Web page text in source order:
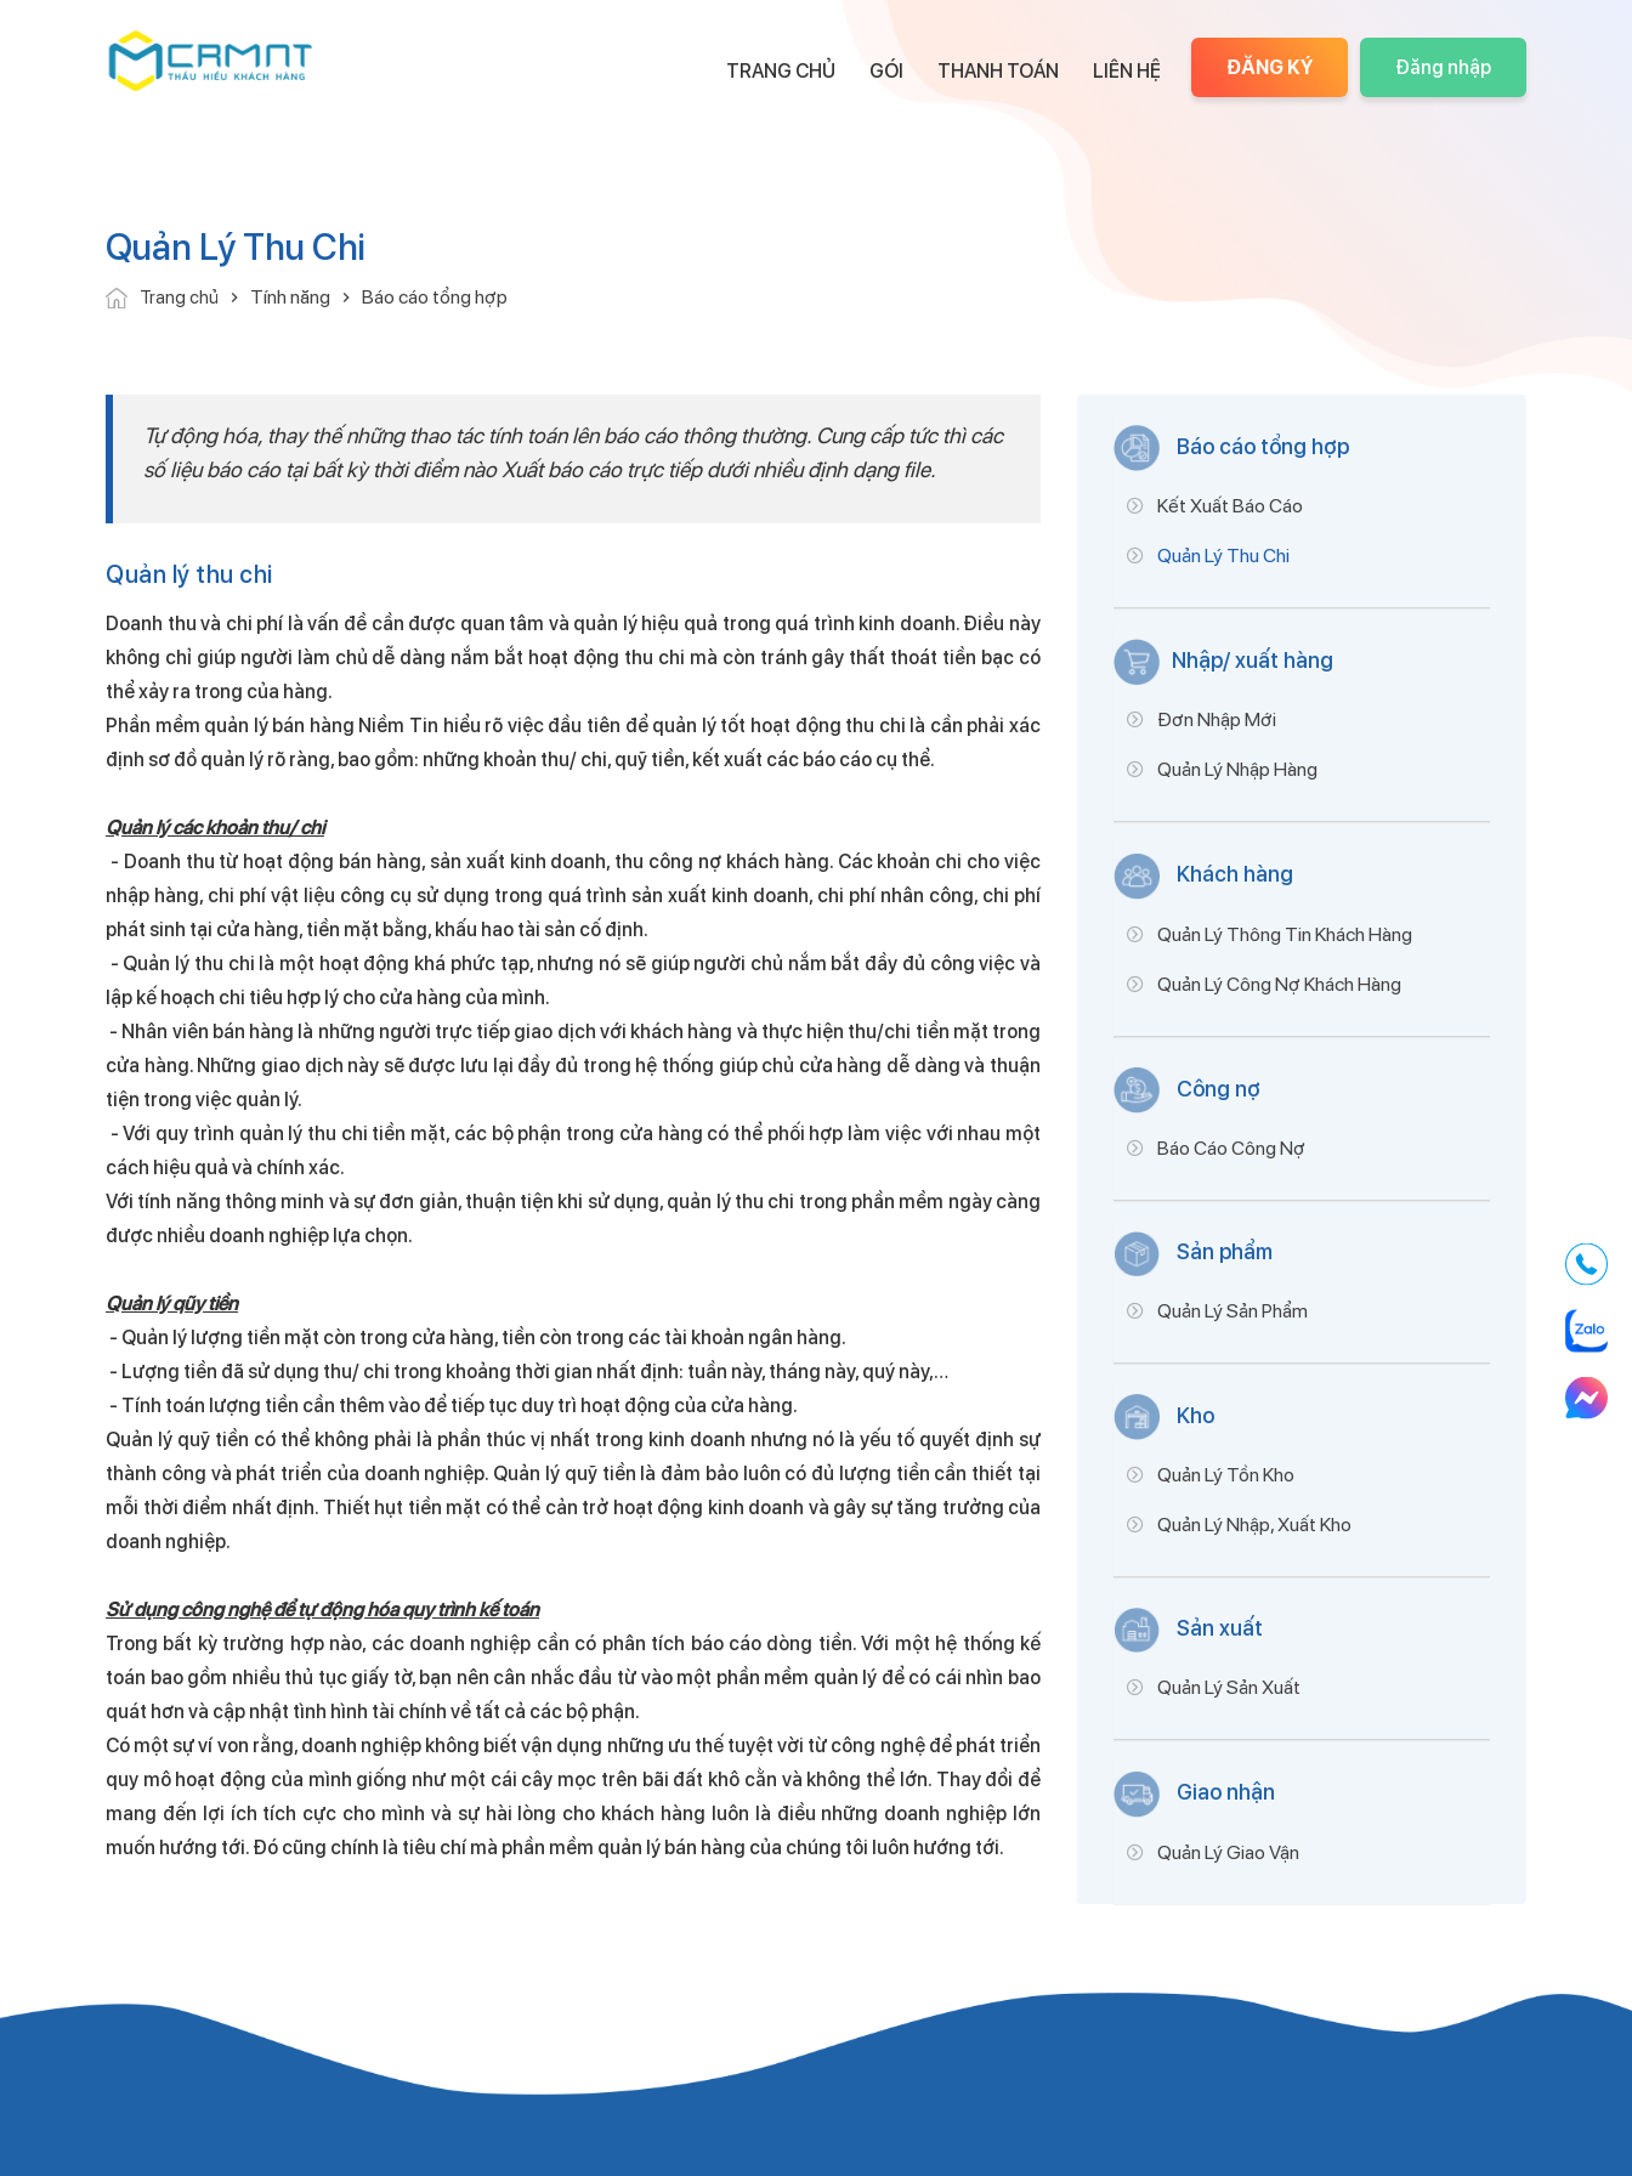
TRANG CHỦ GÓI THANH TOÁN LIÊN HỆ ĐĂNG KÝ Đăng nhập
Quản Lý Thu Chi
Trang chủ Tính năng Báo cáo tổng hợp
Tự động hóa, thay thế những thao tác tính toán lên báo cáo thông thường. Cung cấp tức thì các
số liệu báo cáo tại bất kỳ thời điểm nào Xuất báo cáo trực tiếp dưới nhiều định dạng file.
Quản lý thu chi
Doanh thu và chi phí là vấn đề cần được quan tâm và quản lý hiệu quả trong quá trình kinh doanh. Điều này
không chỉ giúp người làm chủ dễ dàng nắm bắt hoạt động thu chi mà còn tránh gây thất thoát tiền bạc có
thể xảy ra trong của hàng.
Phần mềm quản lý bán hàng Niềm Tin hiểu rõ việc đầu tiên để quản lý tốt hoạt động thu chi là cần phải xác
định sơ đồ quản lý rõ ràng, bao gồm: những khoản thu/ chi, quỹ tiền, kết xuất các báo cáo cụ thể.
Quản lý các khoản thu/ chi
- Doanh thu từ hoạt động bán hàng, sản xuất kinh doanh, thu công nợ khách hàng. Các khoản chi cho việc
nhập hàng, chi phí vật liệu công cụ sử dụng trong quá trình sản xuất kinh doanh, chi phí nhân công, chi phí
phát sinh tại cửa hàng, tiền mặt bằng, khấu hao tài sản cố định.
- Quản lý thu chi là một hoạt động khá phức tạp, nhưng nó sẽ giúp người chủ nắm bắt đầy đủ công việc và
lập kế hoạch chi tiêu hợp lý cho cửa hàng của mình.
- Nhân viên bán hàng là những người trực tiếp giao dịch với khách hàng và thực hiện thu/chi tiền mặt trong
cửa hàng. Những giao dịch này sẽ được lưu lại đầy đủ trong hệ thống giúp chủ cửa hàng dễ dàng và thuận
tiện trong việc quản lý.
- Với quy trình quản lý thu chi tiền mặt, các bộ phận trong cửa hàng có thể phối hợp làm việc với nhau một
cách hiệu quả và chính xác.
Với tính năng thông minh và sự đơn giản, thuận tiện khi sử dụng, quản lý thu chi trong phần mềm ngày càng
được nhiều doanh nghiệp lựa chọn.
Quản lý qũy tiền
- Quản lý lượng tiền mặt còn trong cửa hàng, tiền còn trong các tài khoản ngân hàng.
- Lượng tiền đã sử dụng thu/ chi trong khoảng thời gian nhất định: tuần này, tháng này, quý này,…
- Tính toán lượng tiền cần thêm vào để tiếp tục duy trì hoạt động của cửa hàng.
Quản lý quỹ tiền có thể không phải là phần thúc vị nhất trong kinh doanh nhưng nó là yếu tố quyết định sự
thành công và phát triển của doanh nghiệp. Quản lý quỹ tiền là đảm bảo luôn có đủ lượng tiền cần thiết tại
mỗi thời điểm nhất định. Thiết hụt tiền mặt có thể cản trở hoạt động kinh doanh và gây sự tăng trưởng của
doanh nghiệp.
Sử dụng công nghệ để tự động hóa quy trình kế toán
Trong bất kỳ trường hợp nào, các doanh nghiệp cần có phân tích báo cáo dòng tiền. Với một hệ thống kế
toán bao gồm nhiều thủ tục giấy tờ, bạn nên cân nhắc đầu từ vào một phần mềm quản lý để có cái nhìn bao
quát hơn và cập nhật tình hình tài chính về tất cả các bộ phận.
Có một sự ví von rằng, doanh nghiệp không biết vận dụng những ưu thế tuyệt vời từ công nghệ để phát triển
quy mô hoạt động của mình giống như một cái cây mọc trên bãi đất khô cằn và không thể lớn. Thay đổi để
mang đến lợi ích tích cực cho mình và sự hài lòng cho khách hàng luôn là điều những doanh nghiệp lớn
muốn hướng tới. Đó cũng chính là tiêu chí mà phần mềm quản lý bán hàng của chúng tôi luôn hướng tới.
Báo cáo tổng hợp
Kết Xuất Báo Cáo
Quản Lý Thu Chi
Nhập/ xuất hàng
Đơn Nhập Mới
Quản Lý Nhập Hàng
Khách hàng
Quản Lý Thông Tin Khách Hàng
Quản Lý Công Nợ Khách Hàng
Công nợ
Báo Cáo Công Nợ
Sản phẩm
Quản Lý Sản Phẩm
Kho
Quản Lý Tồn Kho
Quản Lý Nhập, Xuất Kho
Sản xuất
Quản Lý Sản Xuất
Giao nhận
Quản Lý Giao Vận